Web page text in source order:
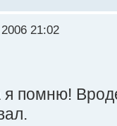
21:02
помню!